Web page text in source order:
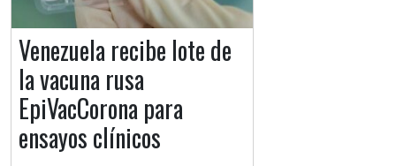
Venezuela recibe lote de
la vacuna rusa
EpiVacCorona para
ensayos clínicos